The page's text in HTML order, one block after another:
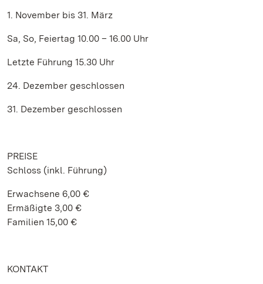
1. November bis 31. März
Sa, So, Feiertag 10.00 – 16.00 Uhr
Letzte Führung 15.30 Uhr
24. Dezember geschlossen
31. Dezember geschlossen
PREISE
Schloss (inkl. Führung)
Erwachsene 6,00 €
Ermäßigte 3,00 €
Familien 15,00 €
KONTAKT